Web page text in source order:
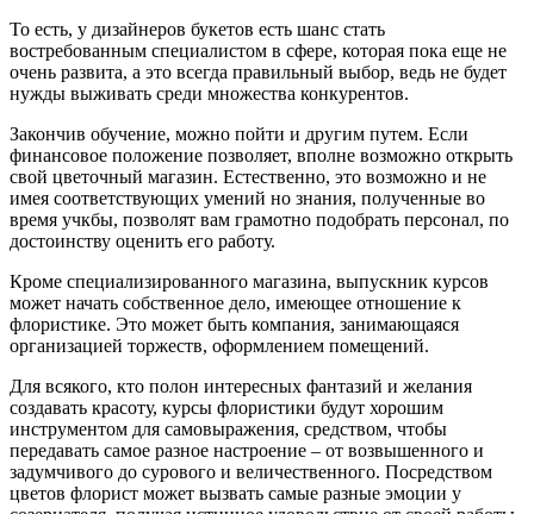
То есть, у дизайнеров букетов есть шанс стать
востребованным специалистом в сфере, которая пока еще не
очень развита, а это всегда правильный выбор, ведь не будет
нужды выживать среди множества конкурентов.
Закончив обучение, можно пойти и другим путем. Если
финансовое положение позволяет, вполне возможно открыть
свой цветочный магазин. Естественно, это возможно и не
имея соответствующих умений но знания, полученные во
время учкбы, позволят вам грамотно подобрать персонал, по
достоинству оценить его работу.
Кроме специализированного магазина, выпускник курсов
может начать собственное дело, имеющее отношение к
флористике. Это может быть компания, занимающаяся
организацией торжеств, оформлением помещений.
Для всякого, кто полон интересных фантазий и желания
создавать красоту, курсы флористики будут хорошим
инструментом для самовыражения, средством, чтобы
передавать самое разное настроение – от возвышенного и
задумчивого до сурового и величественного. Посредством
цветов флорист может вызвать самые разные эмоции у